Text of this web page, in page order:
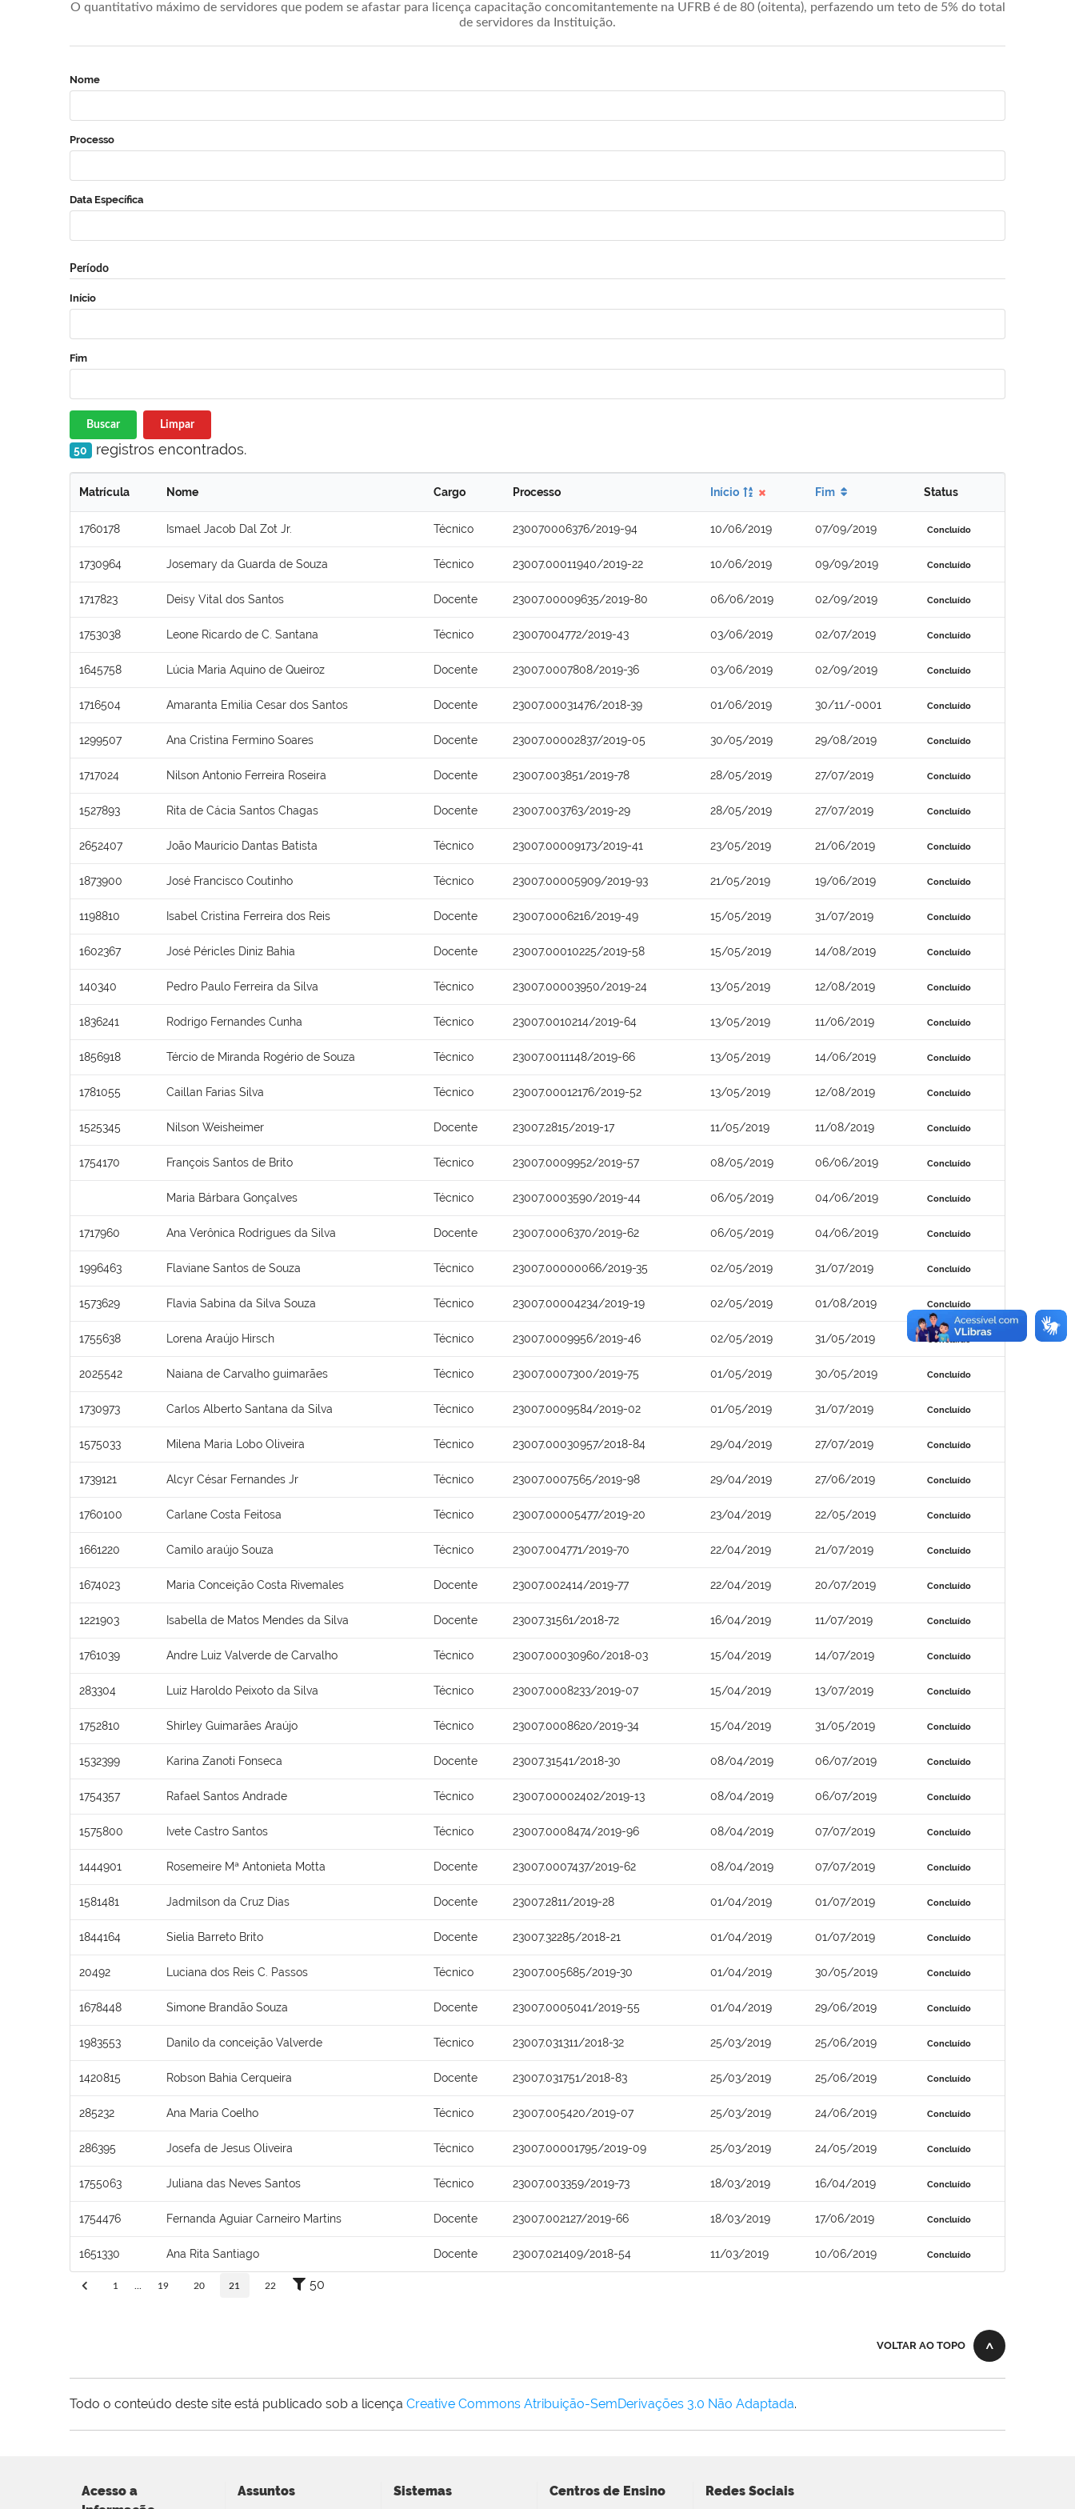
O quantitativo máximo de servidores que podem se afastar para licença capacitação concomitantemente na UFRB é de 80 (oitenta), perfazendo um teto de 5% do total
de servidores da Instituição.
Nome
Processo
Data Específica
Período
Início
Fim
Buscar Limpar
50 registros encontrados.
Matrícula Nome Cargo Processo Início Fim Status
1760178 Ismael Jacob Dal Zot Jr. Técnico 230070006376/2019-94 10/06/2019 07/09/2019 Concluído
1730964 Josemary da Guarda de Souza Técnico 23007.00011940/2019-22 10/06/2019 09/09/2019 Concluído
1717823 Deisy Vital dos Santos Docente 23007.00009635/2019-80 06/06/2019 02/09/2019 Concluído
1753038 Leone Ricardo de C. Santana Técnico 23007004772/2019-43 03/06/2019 02/07/2019 Concluído
1645758 Lúcia Maria Aquino de Queiroz Docente 23007.0007808/2019-36 03/06/2019 02/09/2019 Concluído
1716504 Amaranta Emilia Cesar dos Santos Docente 23007.00031476/2018-39 01/06/2019 30/11/-0001 Concluído
1299507 Ana Cristina Fermino Soares Docente 23007.00002837/2019-05 30/05/2019 29/08/2019 Concluído
1717024 Nilson Antonio Ferreira Roseira Docente 23007.003851/2019-78 28/05/2019 27/07/2019 Concluído
1527893 Rita de Cácia Santos Chagas Docente 23007.003763/2019-29 28/05/2019 27/07/2019 Concluído
2652407 João Maurício Dantas Batista Técnico 23007.00009173/2019-41 23/05/2019 21/06/2019 Concluído
1873900 José Francisco Coutinho Técnico 23007.00005909/2019-93 21/05/2019 19/06/2019 Concluído
1198810 Isabel Cristina Ferreira dos Reis Docente 23007.0006216/2019-49 15/05/2019 31/07/2019 Concluído
1602367 José Péricles Diniz Bahia Docente 23007.00010225/2019-58 15/05/2019 14/08/2019 Concluído
140340 Pedro Paulo Ferreira da Silva Técnico 23007.00003950/2019-24 13/05/2019 12/08/2019 Concluído
1836241 Rodrigo Fernandes Cunha Técnico 23007.0010214/2019-64 13/05/2019 11/06/2019 Concluído
1856918 Tércio de Miranda Rogério de Souza Técnico 23007.0011148/2019-66 13/05/2019 14/06/2019 Concluído
1781055 Caillan Farias Silva Técnico 23007.00012176/2019-52 13/05/2019 12/08/2019 Concluído
1525345 Nilson Weisheimer Docente 23007.2815/2019-17 11/05/2019 11/08/2019 Concluído
1754170 François Santos de Brito Técnico 23007.0009952/2019-57 08/05/2019 06/06/2019 Concluído
Maria Bárbara Gonçalves Técnico 23007.0003590/2019-44 06/05/2019 04/06/2019 Concluído
1717960 Ana Verônica Rodrigues da Silva Docente 23007.0006370/2019-62 06/05/2019 04/06/2019 Concluído
1996463 Flaviane Santos de Souza Técnico 23007.00000066/2019-35 02/05/2019 31/07/2019 Concluído
1573629 Flavia Sabina da Silva Souza Técnico 23007.00004234/2019-19 02/05/2019 01/08/2019 Concluído
1755638 Lorena Araújo Hirsch Técnico 23007.0009956/2019-46 02/05/2019 31/05/2019 Concluído
2025542 Naiana de Carvalho guimarães Técnico 23007.0007300/2019-75 01/05/2019 30/05/2019 Concluído
1730973 Carlos Alberto Santana da Silva Técnico 23007.0009584/2019-02 01/05/2019 31/07/2019 Concluído
1575033 Milena Maria Lobo Oliveira Técnico 23007.00030957/2018-84 29/04/2019 27/07/2019 Concluído
1739121 Alcyr César Fernandes Jr Técnico 23007.0007565/2019-98 29/04/2019 27/06/2019 Concluído
1760100 Carlane Costa Feitosa Técnico 23007.00005477/2019-20 23/04/2019 22/05/2019 Concluído
1661220 Camilo araújo Souza Técnico 23007.004771/2019-70 22/04/2019 21/07/2019 Concluído
1674023 Maria Conceição Costa Rivemales Docente 23007.002414/2019-77 22/04/2019 20/07/2019 Concluído
1221903 Isabella de Matos Mendes da Silva Docente 23007.31561/2018-72 16/04/2019 11/07/2019 Concluído
1761039 Andre Luiz Valverde de Carvalho Técnico 23007.00030960/2018-03 15/04/2019 14/07/2019 Concluído
283304 Luiz Haroldo Peixoto da Silva Técnico 23007.0008233/2019-07 15/04/2019 13/07/2019 Concluído
1752810 Shirley Guimarães Araújo Técnico 23007.0008620/2019-34 15/04/2019 31/05/2019 Concluído
1532399 Karina Zanoti Fonseca Docente 23007.31541/2018-30 08/04/2019 06/07/2019 Concluído
1754357 Rafael Santos Andrade Técnico 23007.00002402/2019-13 08/04/2019 06/07/2019 Concluído
1575800 Ivete Castro Santos Técnico 23007.0008474/2019-96 08/04/2019 07/07/2019 Concluído
1444901 Rosemeire Mª Antonieta Motta Docente 23007.0007437/2019-62 08/04/2019 07/07/2019 Concluído
1581481 Jadmilson da Cruz Dias Docente 23007.2811/2019-28 01/04/2019 01/07/2019 Concluído
1844164 Sielia Barreto Brito Docente 23007.32285/2018-21 01/04/2019 01/07/2019 Concluído
20492 Luciana dos Reis C. Passos Técnico 23007.005685/2019-30 01/04/2019 30/05/2019 Concluído
1678448 Simone Brandão Souza Docente 23007.0005041/2019-55 01/04/2019 29/06/2019 Concluído
1983553 Danilo da conceição Valverde Técnico 23007.031311/2018-32 25/03/2019 25/06/2019 Concluído
1420815 Robson Bahia Cerqueira Docente 23007.031751/2018-83 25/03/2019 25/06/2019 Concluído
285232 Ana Maria Coelho Técnico 23007.005420/2019-07 25/03/2019 24/06/2019 Concluído
286395 Josefa de Jesus Oliveira Técnico 23007.00001795/2019-09 25/03/2019 24/05/2019 Concluído
1755063 Juliana das Neves Santos Técnico 23007.003359/2019-73 18/03/2019 16/04/2019 Concluído
1754476 Fernanda Aguiar Carneiro Martins Docente 23007.002127/2019-66 18/03/2019 17/06/2019 Concluído
1651330 Ana Rita Santiago Docente 23007.021409/2018-54 11/03/2019 10/06/2019 Concluído
1 19 20 21 22 50
VOLTAR AO TOPO
Todo o conteúdo deste site está publicado sob a licença Creative Commons Atribuição-SemDerivações 3.0 Não Adaptada.
Acesso a
Assuntos Sistemas Centros de Ensino Redes Sociais